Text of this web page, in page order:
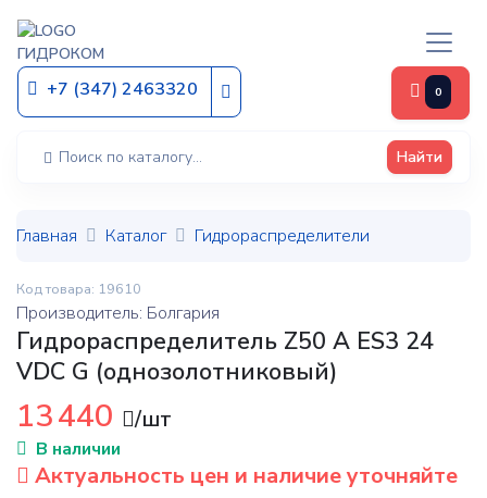
ГИДРОКОМ
+7 (347) 2463320 0
Найти
Главная Каталог Гидрораспределители
Код товара: 19610
Производитель: Болгария
Гидрораспределитель Z50 A ES3 24
VDC G (однозолотниковый)
13 440 /шт
В наличии
Актуальность цен и наличие уточняйте